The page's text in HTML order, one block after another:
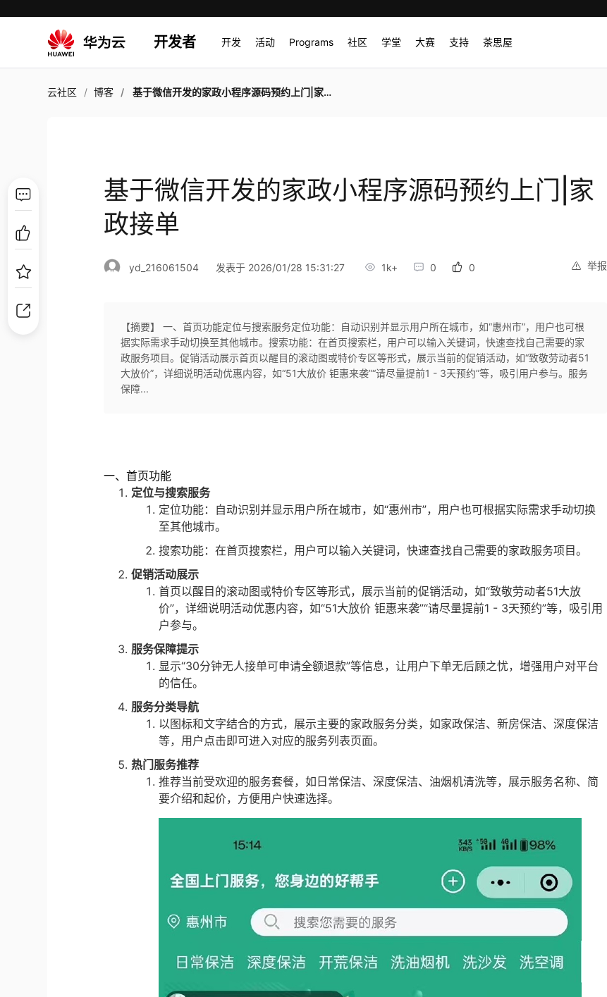
开发者 开发 活动 Programs 社区 学堂 大赛 支持 茶思屋
云社区 博客 基于微信开发的家政小程序源码预约上门|家政接单
基于微信开发的家政小程序源码预约上门|家
政接单
举报
yd_216061504 发表于 2026/01/28 15:31:27 1k+ 0 0
【摘要】 一、首页功能定位与搜索服务定位功能：自动识别并显示用户所在城市，如“惠州市”，用户也可根
据实际需求手动切换至其他城市。搜索功能：在首页搜索栏，用户可以输入关键词，快速查找自己需要的家
政服务项目。促销活动展示首页以醒目的滚动图或特价专区等形式，展示当前的促销活动，如“致敬劳动者51
大放价”，详细说明活动优惠内容，如“51大放价 钜惠来袭”“请尽量提前1 - 3天预约”等，吸引用户参与。服务
保障...
一、首页功能
定位与搜索服务
定位功能：自动识别并显示用户所在城市，如“惠州市”，用户也可根据实际需求手动切换
至其他城市。
搜索功能：在首页搜索栏，用户可以输入关键词，快速查找自己需要的家政服务项目。
促销活动展示
首页以醒目的滚动图或特价专区等形式，展示当前的促销活动，如“致敬劳动者51大放
价”，详细说明活动优惠内容，如“51大放价 钜惠来袭”“请尽量提前1 - 3天预约”等，吸引用
户参与。
服务保障提示
显示“30分钟无人接单可申请全额退款”等信息，让用户下单无后顾之忧，增强用户对平台
的信任。
服务分类导航
以图标和文字结合的方式，展示主要的家政服务分类，如家政保洁、新房保洁、深度保洁
等，用户点击即可进入对应的服务列表页面。
热门服务推荐
推荐当前受欢迎的服务套餐，如日常保洁、深度保洁、油烟机清洗等，展示服务名称、简
要介绍和起价，方便用户快速选择。